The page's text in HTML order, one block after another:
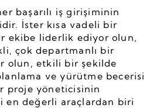
başarılı iş girişiminin
İster kısa vadeli bir
ekibe liderlik ediyor olun,
çok departmanlı bir
olun, etkili bir şekilde
ve yürütme becerisi
proje yöneticisinin
en değerli araçlardan biri